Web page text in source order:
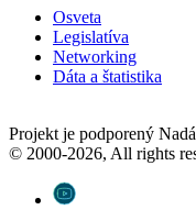
Osveta
Legislatíva
Networking
Dáta a štatistika
Projekt je podporený
© 2000-2026, All rights